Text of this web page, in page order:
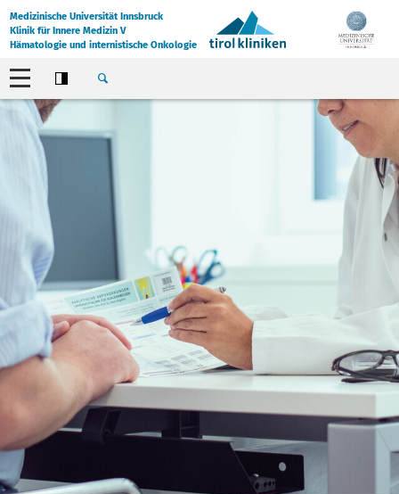
Medizinische Universität Innsbruck
Klinik für Innere Medizin V
Hämatologie und internistische Onkologie